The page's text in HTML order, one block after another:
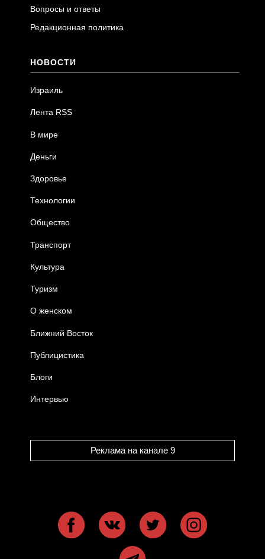
Вопросы и ответы
Редакционная политика
НОВОСТИ
Израиль
Лента RSS
В мире
Деньги
Здоровье
Технологии
Общество
Транспорт
Культура
Туризм
О женском
Ближний Восток
Публицистика
Блоги
Интервью
Реклама на канале 9